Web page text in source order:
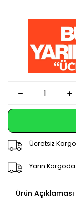
Ücretsiz Kargo
Yarın Kargoda
Ürün Açıklaması